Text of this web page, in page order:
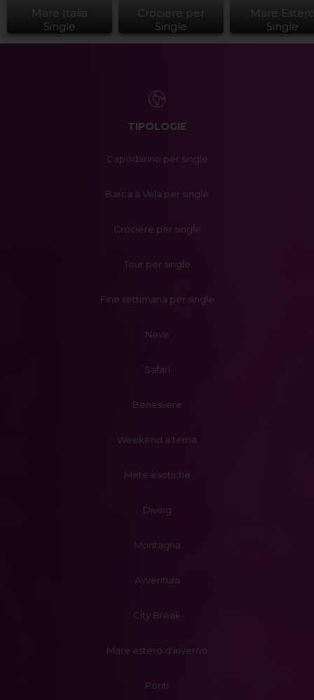
Mare Italia
Single
Crociere per
Single
Mare
Single
TIPOLOGIE
Capodanno per single
Barca a Vela per single
Crociere per single
Tour per single
Fine settimana per single
Neve
Safari
Benessere
Weekend a tema
Mete esotiche
Diving
Montagna
Avventura
City Break
Mare estero d'inverno
Ponti